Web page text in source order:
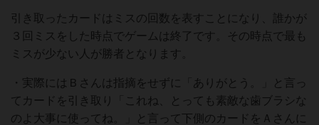
引き取ったカードはミスの回数を表すことになり、誰かが
３回ミスをした時点でゲームは終了です。その時点で最も
ミスが少ない人が勝者となります。
・実際にはＢさんは指摘をせずに「ありがとう。」と言っ
てカードを引き取り「これね、とっても素敵な歯ブラシな
のよ大事に使ってね。」と言って下側のカードをＡさんに